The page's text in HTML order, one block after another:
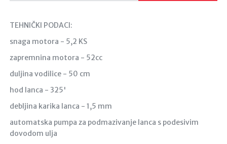
TEHNIČKI PODACI:
snaga motora - 5,2 KS
zapremnina motora - 52cc
duljina vodilice - 50 cm
hod lanca - 325'
debljina karika lanca - 1,5 mm
automatska pumpa za podmazivanje lanca s podesivim
dovodom ulja